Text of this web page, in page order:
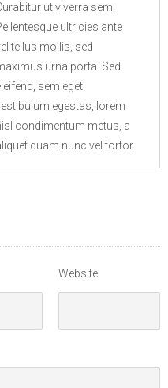
ut viverra sem.
ultricies ante
tellus mollis, sed
urna porta. Sed
sem eget
egestas, lorem
condimentum metus, a
quam nunc vel tortor.
Website